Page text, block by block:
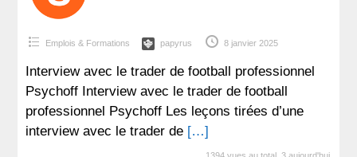
Emplois & Formations papyrus 8 janvier 2025
Interview avec le trader de football professionnel
Psychoff Interview avec le trader de football
professionnel Psychoff Les leçons tirées d’une
interview avec le trader de […]